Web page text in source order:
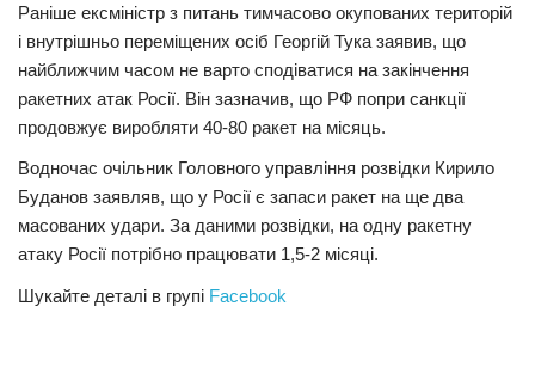
Раніше ексміністр з питань тимчасово окупованих територій
і внутрішньо переміщених осіб Георгій Тука заявив, що
найближчим часом не варто сподіватися на закінчення
ракетних атак Росії. Він зазначив, що РФ попри санкції
продовжує виробляти 40-80 ракет на місяць.
Водночас очільник Головного управління розвідки Кирило
Буданов заявляв, що у Росії є запаси ракет на ще два
масованих удари. За даними розвідки, на одну ракетну
атаку Росії потрібно працювати 1,5-2 місяці.
Шукайте деталі в групі Facebook